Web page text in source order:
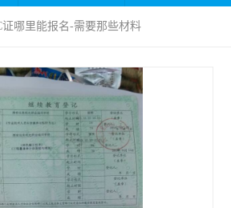
哪里能报名-需要那些材料